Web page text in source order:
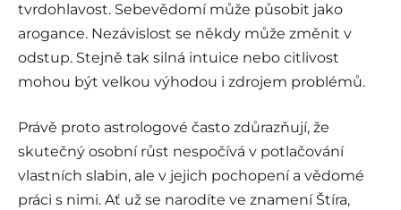
tvrdohlavost. Sebevědomí může působit jako
arogance. Nezávislost se někdy může změnit v
odstup. Stejně tak silná intuice nebo citlivost
mohou být velkou výhodou i zdrojem problémů.
Právě proto astrologové často zdůrazňují, že
skutečný osobní růst nespočívá v potlačování
vlastních slabin, ale v jejich pochopení a vědomé
práci s nimi. Ať už se narodíte ve znamení Štíra,